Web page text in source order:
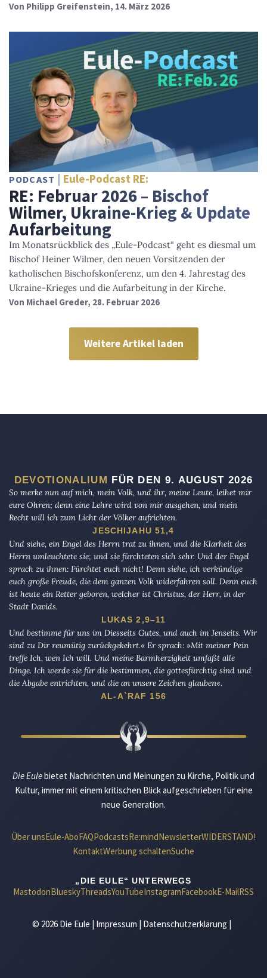
Von Philipp Greifenstein, 14. März 2026
PODCAST Eule-Podcast RE:
RE: Februar 2026 – Bischof
Wilmer, Ukraine-Krieg & Update
Aufarbeitung
Im Monatsrückblick des „Eule-Podcast“ geht es diesmal um
Bischof Heiner Wilmer, den neuen Vorsitzenden der
katholischen Bischofskonferenz, um den 4. Jahrestag des
Ukraine-Krieges und die Aufarbeitung in der Kirche.
Von Michael Greder, 28. Februar 2026
Weitere Artikel laden
DEVOTIONALIUM FÜR DEN 9. AUGUST 2026
So merke nun auf mich, mein Volk, und ihr, meine Leute, leihet mir
eure Ohren; denn eine Lehre wird von mir ausgehen, und mein
Recht will ich zum Licht der Völker aufrichten.
JESCHIJAHU 51,4
Und siehe, ein Engel des Herrn trat zu ihnen, und die Klarheit des
Herrn umleuchtete sie; und sie fürchteten sich sehr. Und der Engel
sprach zu ihnen: Fürchtet euch nicht! Denn siehe, ich verkündige
euch große Freude, die dem ganzen Volk widerfahren soll. Denn euch
ist heute ein Retter geboren, welcher ist Christus, der Herr, in der
Stadt Davids.
LUKAS 2,9–11
Und bestimme für uns im Diesseits Gutes, und auch im Jenseits. Wir
sind zu Dir reumütig zurückgekehrt.« Er sprach: »Mit meiner Pein
treffe Ich, wen Ich will. Und meine Barmherzigkeit umfaßt alle
Dinge. Ich werde sie für die bestimmen, die gottesfürchtig sind und
die Abgabe entrichten, und die an unsere Zeichen glauben«.
AL-A`RAF 156
Die Eulebietet Nachrichten und Meinungen zu Kirche, Politik und
Kultur, immer mit einem kritischen Blick aufgeschrieben für eine
neue Generation.
Über unsEule-AboFAQPodcastsRe:mindNewsletterWIDERSTAND!
KontaktWerbung schaltenSuche
„DIE EULE“ UNTERWEGS
MastodonBlueskyThreadsYouTubeInstagramFacebookE-MailRSS
© 2026 Die Eule | Impressum Datenschutzerklärung